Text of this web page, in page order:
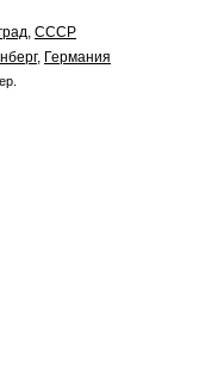
, СССР
, Германия